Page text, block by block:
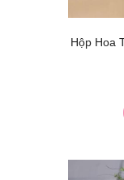
Hộp Hoa